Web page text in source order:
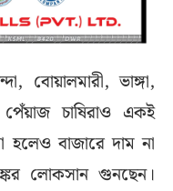
বোয়ালমারী, ভাঙ্গা,
চাষিরাও একই
বাজারে দাম না
লোকসান গুনছেন।